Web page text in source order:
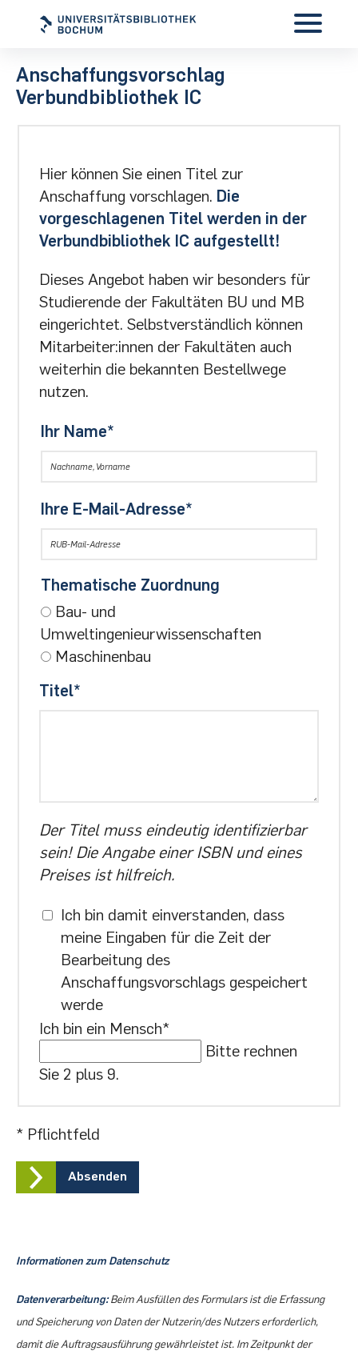
Anschaffungsvorschlag
Verbundbibliothek IC
Hier können Sie einen Titel zur
Anschaffung vorschlagen. Die
vorgeschlagenen Titel werden in der
Verbundbibliothek IC aufgestellt!
Dieses Angebot haben wir besonders für
Studierende der Fakultäten BU und MB
eingerichtet. Selbstverständlich können
Mitarbeiter:innen der Fakultäten auch
weiterhin die bekannten Bestellwege
nutzen.
Ihr Name*
Ihre E-Mail-Adresse*
Thematische Zuordnung
Bau- und
Umweltingenieurwissenschaften
Maschinenbau
Titel*
Der Titel muss eindeutig identifizierbar
sein! Die Angabe einer ISBN und eines
Preises ist hilfreich.
Ich bin damit einverstanden, dass
meine Eingaben für die Zeit der
Bearbeitung des
Anschaffungsvorschlags gespeichert
werde
Ich bin ein Mensch*
Bitte rechnen
Sie 2 plus 9.
* Pflichtfeld
Absenden
Informationen zum Datenschutz
Datenverarbeitung:Beim Ausfüllen des Formulars ist die Erfassung
und Speicherung von Daten der Nutzerin/des Nutzers erforderlich,
damit die Auftragsausführung gewährleistet ist. Im Zeitpunkt der